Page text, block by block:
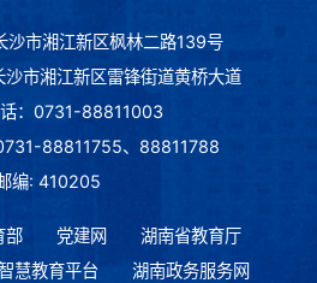
沙市湘江新区枫林二路139号
沙市湘江新区雷锋街道黄桥大道
：0731-88811003
88811755、88811788
编: 410205
部 党建网
湖南省教育厅
慧教育平台 湖南政务服务网